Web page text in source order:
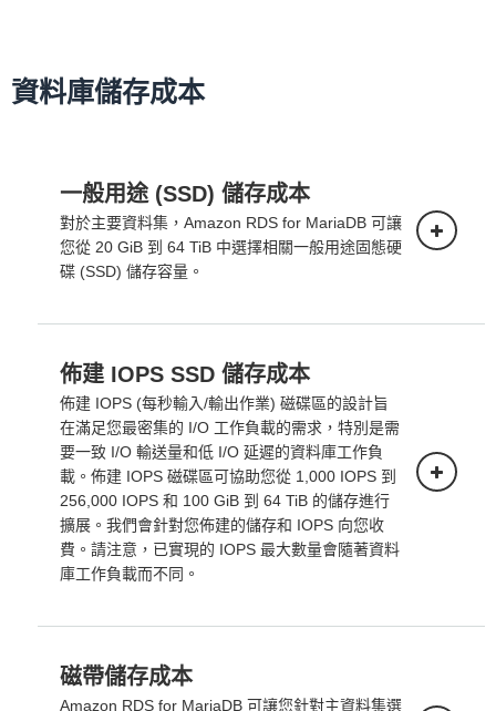
資料庫儲存成本
一般用途 (SSD) 儲存成本
對於主要資料集，Amazon RDS for MariaDB 可讓
您從 20 GiB 到 64 TiB 中選擇相關一般用途固態硬
碟 (SSD) 儲存容量。
單一可用區部署
下面的定價適用於在單一可用區域部署的資
料庫執行個體。
多可用區部署 (一個待機)
佈建 IOPS SSD 儲存成本
佈建 IOPS (每秒輸入/輸出作業) 磁碟區的設計旨
在滿足您最密集的 I/O 工作負載的需求，特別是需
要一致 I/O 輸送量和低 I/O 延遲的資料庫工作負
載。佈建 IOPS 磁碟區可協助您從 1,000 IOPS 到
256,000 IOPS 和 100 GiB 到 64 TiB 的儲存進行
擴展。我們會針對您佈建的儲存和 IOPS 向您收
費。請注意，已實現的 IOPS 最大數量會隨著資料
庫工作負載而不同。
單一可用區部署
磁帶儲存成本
Amazon RDS for MariaDB 可讓您針對主資料集選